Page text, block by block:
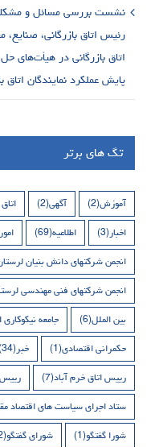
نشست بررسی مسائل و
رئیس اتاق بازرگانی،
اتاق بازرگانی در هیأت‌های
پایش عملکرد نمایندگان اتاق
تگ های برتر
آموزش(2) آگهی(2)
اخبار(3) اطلاعیه(69)
انجمن شرکتهای دانش بنیان
انجمن شرکتهای فنی مهندسی
بین الملل(6) جامعه نیکوکاری
حکمرانی اقتصادی(1) خبر(34)
رییس اتاق خرم آباد(7)
ستاد اجرای سیاست های اقتصاد
شورا گفتگو(1) شورای گفتگو(2)